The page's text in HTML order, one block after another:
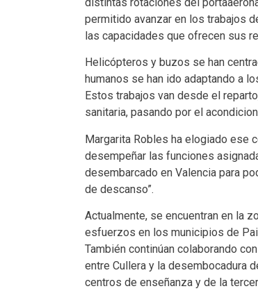
permitido avanzar en los trabajos
las capacidades que ofrecen sus
Helicópteros y buzos se han
humanos se han ido adaptando a
Estos trabajos van desde el
sanitaria, pasando por el
Margarita Robles ha elogiado ese
desempeñar las funciones
desembarcado en Valencia para
de descanso”.
Actualmente, se encuentran en la
esfuerzos en los municipios de
También continúan colaborando
entre Cullera y la desembocadura
centros de enseñanza y de la